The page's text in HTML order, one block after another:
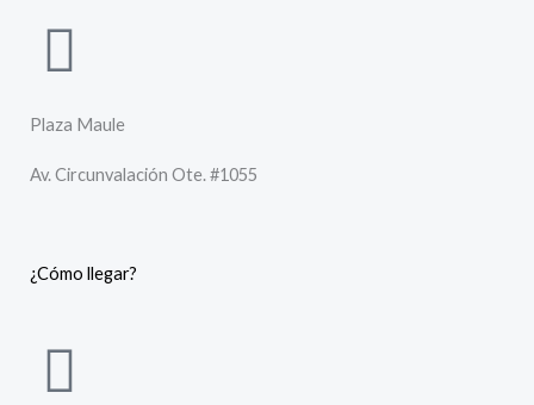
Plaza Maule
Av. Circunvalación Ote. #1055
¿Cómo llegar?